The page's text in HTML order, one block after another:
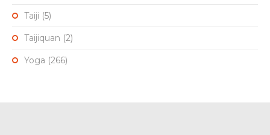
Taiji (5)
Taijiquan (2)
Yoga (266)